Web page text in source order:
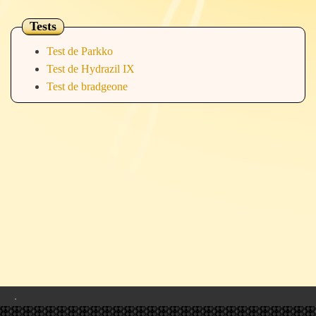
Tests
Test de Parkko
Test de Hydrazil IX
Test de bradgeone
.